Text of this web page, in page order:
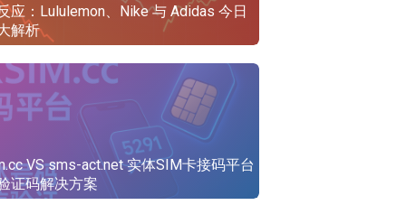
应：Lululemon、Nike 与 Adidas 今日
解析
VS sms-act.net 实体SIM卡接码平台
证码解决方案